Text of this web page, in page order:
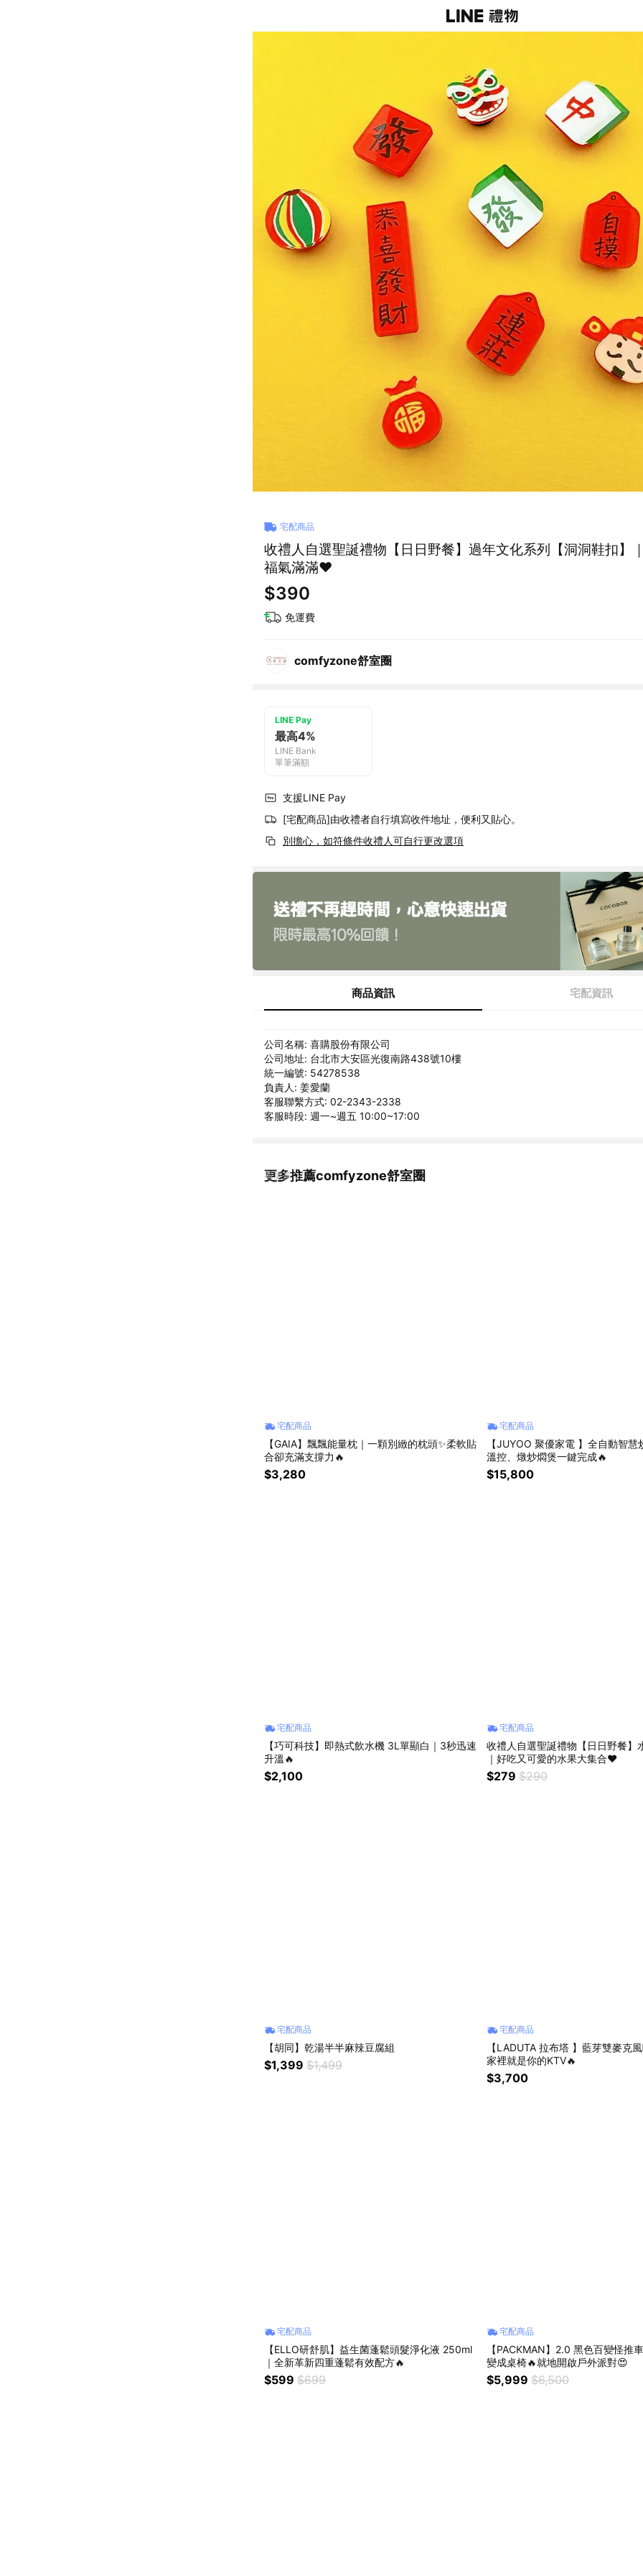
宅配商品
收禮人自選聖誕禮物【日日野餐】過年文化系列【洞洞鞋扣】
福氣滿滿❤️
$390
免運費
comfyzone舒室圈
LINE Pay
最高4%
LINE Bank
單筆滿額
支援LINE Pay
[宅配商品]由收禮者自行填寫收件地址，便利又貼心。
別擔心，如符條件收禮人可自行更改選項
商品資訊 宅配資訊
公司名稱: 喜購股份有限公司
公司地址: 台北市大安區光復南路438號10樓
統一編號: 54278538
負責人: 姜愛蘭
客服聯繫方式: 02-2343-2338
客服時段: 週一~週五 10:00~17:00
更多推薦comfyzone舒室圈
看更多
宅配商品
【GAIA】飄飄能量枕｜一顆別緻的枕頭✨柔軟貼
合卻充滿支撐力🔥
$3,280
宅配商品
【JUYOO 聚優家電 】全自動智慧
溫控、燉炒燜煲一鍵完成🔥
$15,800
宅配商品
【巧可科技】即熱式飲水機 3L單顯白｜3秒迅速
升溫🔥
$2,100
宅配商品
收禮人自選聖誕禮物【日日野餐】
｜好吃又可愛的水果大集合❤️
$279 $290
宅配商品
【胡同】乾湯半半麻辣豆腐組
$1,399 $1,499
宅配商品
【LADUTA 拉布塔 】藍芽雙麥克
家裡就是你的KTV🔥
$3,700
宅配商品
【ELLO研舒肌】益生菌蓬鬆頭髮淨化液 250ml
｜全新革新四重蓬鬆有效配方🔥
$599 $699
宅配商品
【PACKMAN】2.0 黑色百變怪推
變成桌椅🔥就地開啟戶外派對😍
$5,999 $6,500